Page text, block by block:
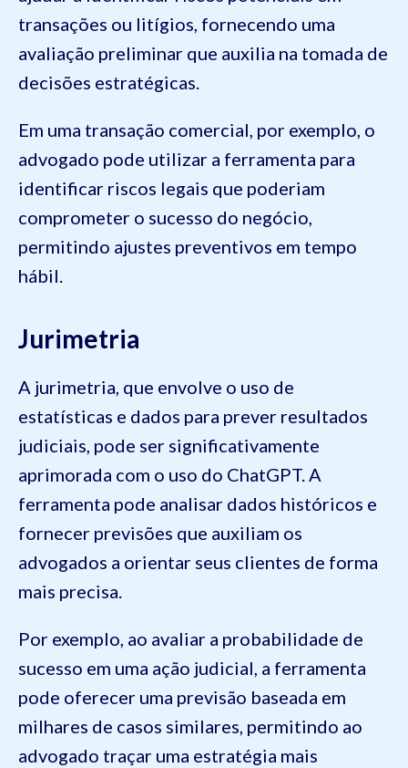
transações ou litígios, fornecendo uma
avaliação preliminar que auxilia na tomada de
decisões estratégicas.
Em uma transação comercial, por exemplo, o
advogado pode utilizar a ferramenta para
identificar riscos legais que poderiam
comprometer o sucesso do negócio,
permitindo ajustes preventivos em tempo
hábil.
Jurimetria
A jurimetria, que envolve o uso de
estatísticas e dados para prever resultados
judiciais, pode ser significativamente
aprimorada com o uso do ChatGPT. A
ferramenta pode analisar dados históricos e
fornecer previsões que auxiliam os
advogados a orientar seus clientes de forma
mais precisa.
Por exemplo, ao avaliar a probabilidade de
sucesso em uma ação judicial, a ferramenta
pode oferecer uma previsão baseada em
milhares de casos similares, permitindo ao
advogado traçar uma estratégia mais